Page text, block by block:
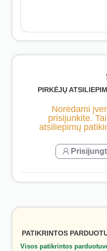
PIRKĖJŲ
Norėdami
prisijunkite.
atsiliepimų
PATIKRINTOS
Visos patikrintos